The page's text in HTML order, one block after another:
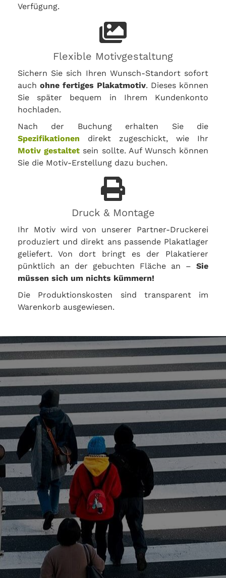
Verfügung.
Flexible Motivgestaltung
Sichern Sie sich Ihren Wunsch-Standort sofort
auch ohne fertiges Plakatmotiv. Dieses können
Sie später bequem in Ihrem Kundenkonto
hochladen.
Nach der Buchung erhalten Sie die
Spezifikationen direkt zugeschickt, wie Ihr
Motiv gestaltet sein sollte. Auf Wunsch können
Sie die Motiv-Erstellung dazu buchen.
Druck & Montage
Ihr Motiv wird von unserer Partner-Druckerei
produziert und direkt ans passende Plakatlager
geliefert. Von dort bringt es der Plakatierer
pünktlich an der gebuchten Fläche an – Sie
müssen sich um nichts kümmern!
Die Produktionskosten sind transparent im
Warenkorb ausgewiesen.